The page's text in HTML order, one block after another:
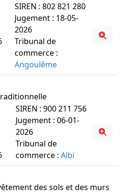
SIREN : 802 821 280
Jugement : 18-05-
2026
Tribunal de
commerce :
Angoulême
SIREN : 900 211 756
Jugement : 06-01-
2026
Tribunal de
commerce :Albi
des sols et des murs